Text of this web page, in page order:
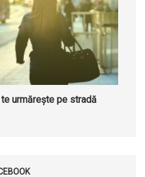
urmărește pe stradă